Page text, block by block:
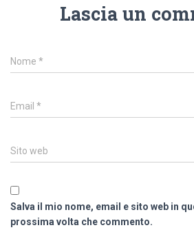
Lascia un
Nome *
Email *
Sito web
Salva il mio nome, email e sito web in
prossima volta che commento.